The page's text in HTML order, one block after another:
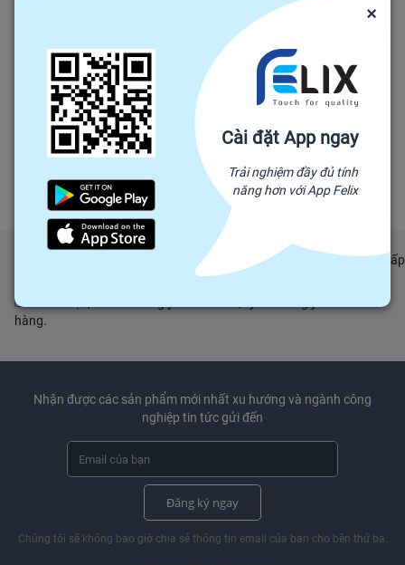
Thời gian chờ giao hàng trong
ngày sau khi nhà cung cấp nhận được khoản thanh toán ban đầu.
Điều khoản thanh toán*
Western Union
Tôi đồng ý chia sẻ thông tin cá nhân của mình với các nhà cung cấp
hàng.
Nhận được các sản phẩm mới nhất xu hướng và ngành công
nghiệp tin tức gửi đến
Đăng ký ngay
Chúng tôi sẽ không bao giờ chia sẻ thông tin email của bạn cho bên thứ ba.
×
Cài đặt App ngay
Trải nghiệm đầy đủ tính
năng hơn với App Felix